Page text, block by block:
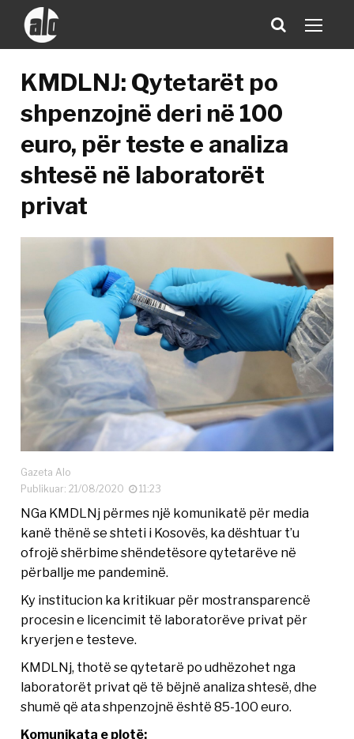
KMDLNJ: Qytetarët po
shpenzojnë deri në 100
euro, për teste e analiza
shtesë në laboratorët
privat
Gazeta Alo
Publikuar: 21/08/2020
11:23
NGa KMDLNj përmes një komunikatë për media
kanë thënë se shteti i Kosovës, ka dështuar t’u
ofrojë shërbime shëndetësore qytetarëve në
përballje me pandeminë.
Ky institucion ka kritikuar për mostransparencë
procesin e licencimit të laboratorëve privat për
kryerjen e testeve.
KMDLNj, thotë se qytetarë po udhëzohet nga
laboratorët privat që të bëjnë analiza shtesë, dhe
shumë që ata shpenzojnë është 85-100 euro.
Komunikata e plotë: